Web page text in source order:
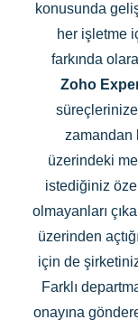
konusunda
her işletme
farkında
Zoho
zamandan
üzerindeki
istediğiniz
olmayanları
üzerinden
için de
Farklı
onayına